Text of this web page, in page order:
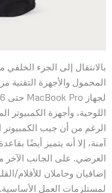
بالانتقال إلى الجزء
المحمول والأجهزة التقنية
اللوحية، وأجهزة الكمبيوتر
الرغم من أن جيب الكمبيوتر
آمنة، إلا أنه يتميز أيضًا
العرضي. على الجانب الآخر
إضافيان وحاملان للأقلام/
لمستلزمات العمل